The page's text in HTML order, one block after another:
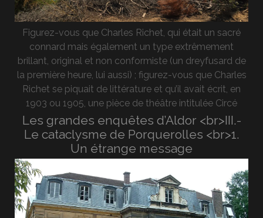
Figurez-vous que Charles Richet, qui était un sacré
connard mais également un type extrêmement
brillant, original et non conformiste (un dreyfusard de
la première heure, lui aussi) ; figurez-vous que Charles
Richet se piquait de littérature et qu’il avait écrit, en
1903 ou 1905, une pièce de théâtre intitulée Circé
Les grandes enquêtes d’Aldor <br>III.-
Le cataclysme de Porquerolles <br>1.
Un étrange message